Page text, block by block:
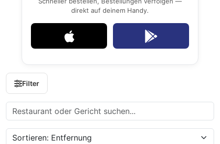
direkt auf deinem Handy.
Filter